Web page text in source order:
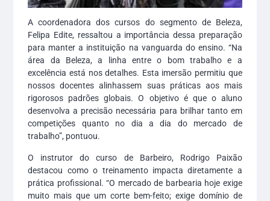
A coordenadora dos cursos do segmento de Beleza,
Felipa Edite, ressaltou a importância dessa preparação
para manter a instituição na vanguarda do ensino. “Na
área da Beleza, a linha entre o bom trabalho e a
excelência está nos detalhes. Esta imersão permitiu que
nossos docentes alinhassem suas práticas aos mais
rigorosos padrões globais. O objetivo é que o aluno
desenvolva a precisão necessária para brilhar tanto em
competições quanto no dia a dia do mercado de
trabalho”, pontuou.
O instrutor do curso de Barbeiro, Rodrigo Paixão
destacou como o treinamento impacta diretamente a
prática profissional. “O mercado de barbearia hoje exige
muito mais que um corte bem-feito; exige domínio de